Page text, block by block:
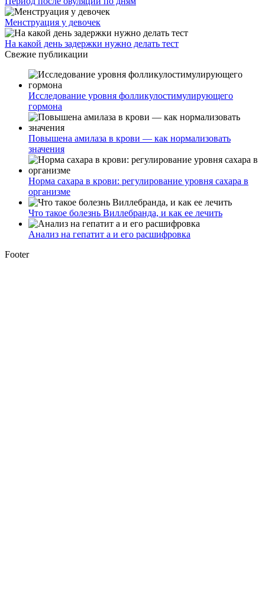
Менструация у девочек
На какой день задержки нужно делать тест
Свежие публикации
Исследование уровня фолликулостимулирующего
гормона
Повышена амилаза в крови — как нормализовать
значения
Норма сахара в крови: регулирование уровня сахара в
организме
Что такое болезнь Виллебранда, и как ее лечить
Анализ на гепатит а и его расшифровка
Footer